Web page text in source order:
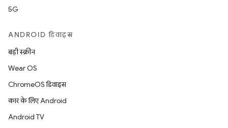
5G
ANDROID डिवाइस
बड़ी स्क्रीन
Wear OS
ChromeOS डिवाइस
कार के लिए Android
Android TV